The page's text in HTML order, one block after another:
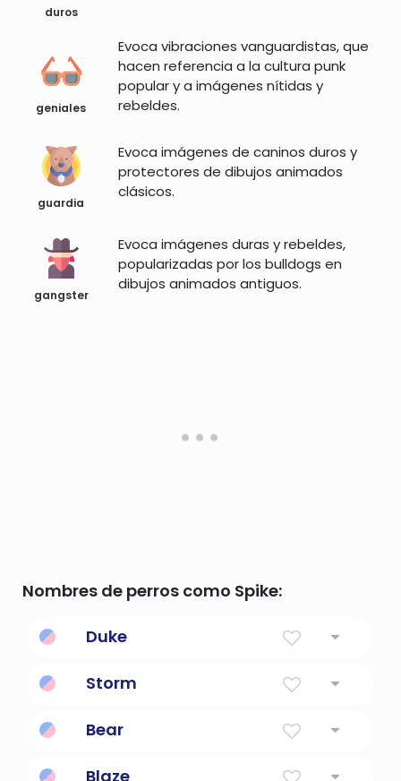
duros
geniales
Evoca vibraciones vanguardistas, que
hacen referencia a la cultura punk
popular y a imágenes nítidas y
rebeldes.
guardia
Evoca imágenes de caninos duros y
protectores de dibujos animados
clásicos.
gangster
Evoca imágenes duras y rebeldes,
popularizadas por los bulldogs en
dibujos animados antiguos.
Nombres de perros como Spike:
Duke
Storm
bombardeo.
Bear
Blaze